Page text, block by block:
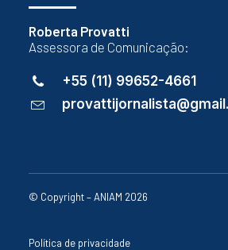
Roberta Provatti
Assessora de Comunicação:
+55 (11) 99652-4661
© Copyright – ANIAM 2026
Política de privacidade